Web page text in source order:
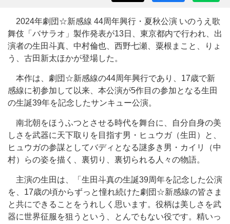
2024年劇団☆新感線 44周年興行・夏秋公演 いのうえ歌
舞伎「バサラオ」製作発表が13日、東京都内で行われ、出
演者の生田斗真、中村倫也、西野七瀬、粟根まこと、りょ
う、古田新太ほかが登場した。
本作は、劇団☆新感線の44周年興行であり、17歳で新
感線に初参加して以来、本公演が5作目の参加となる生田
の生誕39年を記念したサンキュー公演。
南北朝をほうふつとさせる時代を舞台に、自分自身の美
しさを武器に天下取りを目指す男・ヒュウガ（生田）と、
ヒュウガの参謀としてバディとなる謎多き男・カイリ（中
村）らの姿を描く、裏切り、裏切られる人々の物語。
主演の生田は、「生田斗真の生誕39周年を記念した公演
を、17歳の頃からずっと憧れ続けた劇団☆新感線の皆さま
と共にできることをうれしく思います。役柄は美しさを武
器に世界征服を狙うという、とんでもない役です。精いっ